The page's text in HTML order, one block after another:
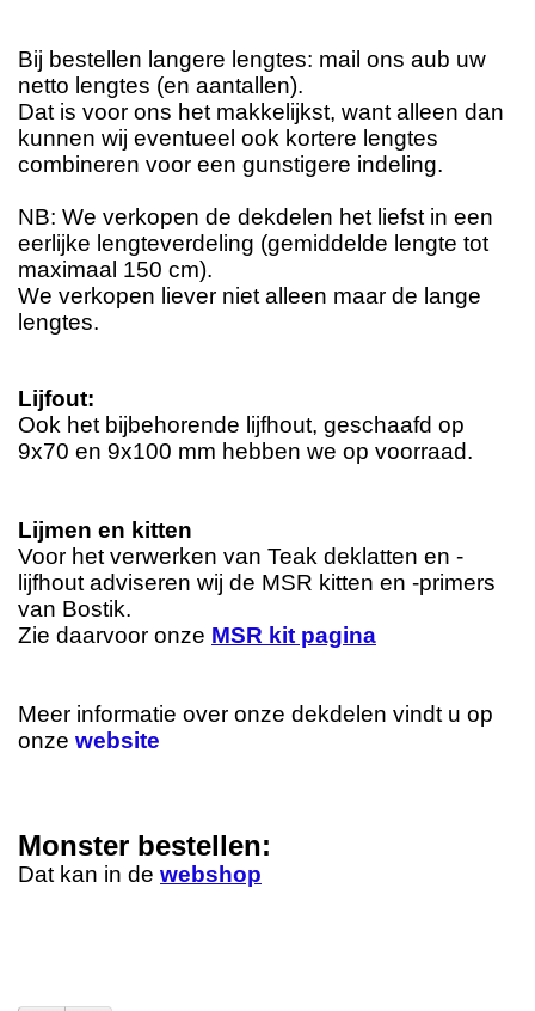
Bij bestellen langere lengtes: mail ons aub uw
netto lengtes (en aantallen).
Dat is voor ons het makkelijkst, want alleen dan
kunnen wij eventueel ook kortere lengtes
combineren voor een gunstigere indeling.
NB: We verkopen de dekdelen het liefst in een
eerlijke lengteverdeling (gemiddelde lengte tot
maximaal 150 cm).
We verkopen liever niet alleen maar de lange
lengtes.
Lijfout:
Ook het bijbehorende lijfhout, geschaafd op
9x70 en 9x100 mm hebben we op voorraad.
Lijmen en kitten
Voor het verwerken van Teak deklatten en -
lijfhout adviseren wij de MSR kitten en -primers
van Bostik.
Zie daarvoor onze MSR kit pagina
Meer informatie over onze dekdelen vindt u op
onze website
Monster bestellen:
Dat kan in de webshop